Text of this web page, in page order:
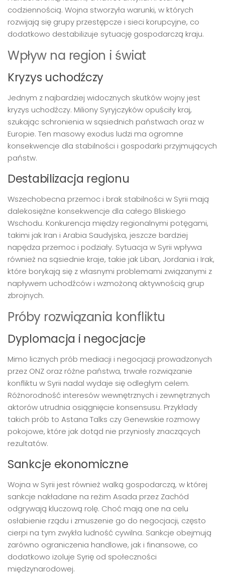
codziennością. Wojna stworzyła warunki, w których
rozwijają się grupy przestępcze i sieci korupcyjne, co
dodatkowo destabilizuje sytuację gospodarczą kraju.
Wpływ na region i świat
Kryzys uchodźczy
Jednym z najbardziej widocznych skutków wojny jest
kryzys uchodźczy. Miliony Syryjczyków opuściły kraj,
szukając schronienia w sąsiednich państwach oraz w
Europie. Ten masowy exodus ludzi ma ogromne
konsekwencje dla stabilności i gospodarki przyjmujących
państw.
Destabilizacja regionu
Wszechobecna przemoc i brak stabilności w Syrii mają
dalekosiężne konsekwencje dla całego Bliskiego
Wschodu. Konkurencja między regionalnymi potęgami,
takimi jak Iran i Arabia Saudyjska, jeszcze bardziej
napędza przemoc i podziały. Sytuacja w Syrii wpływa
również na sąsiednie kraje, takie jak Liban, Jordania i Irak,
które borykają się z własnymi problemami związanymi z
napływem uchodźców i wzmożoną aktywnością grup
zbrojnych.
Próby rozwiązania konfliktu
Dyplomacja i negocjacje
Mimo licznych prób mediacji i negocjacji prowadzonych
przez ONZ oraz różne państwa, trwałe rozwiązanie
konfliktu w Syrii nadal wydaje się odległym celem.
Różnorodność interesów wewnętrznych i zewnętrznych
aktorów utrudnia osiągnięcie konsensusu. Przykłady
takich prób to Astana Talks czy Genewskie rozmowy
pokojowe, które jak dotąd nie przyniosły znaczących
rezultatów.
Sankcje ekonomiczne
Wojna w Syrii jest również walką gospodarczą, w której
sankcje nakładane na reżim Asada przez Zachód
odgrywają kluczową rolę. Choć mają one na celu
osłabienie rządu i zmuszenie go do negocjacji, często
cierpi na tym zwykła ludność cywilna. Sankcje obejmują
zarówno ograniczenia handlowe, jak i finansowe, co
dodatkowo izoluje Syrię od społeczności
międzynarodowej.